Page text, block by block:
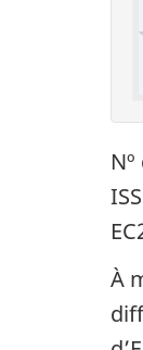
À